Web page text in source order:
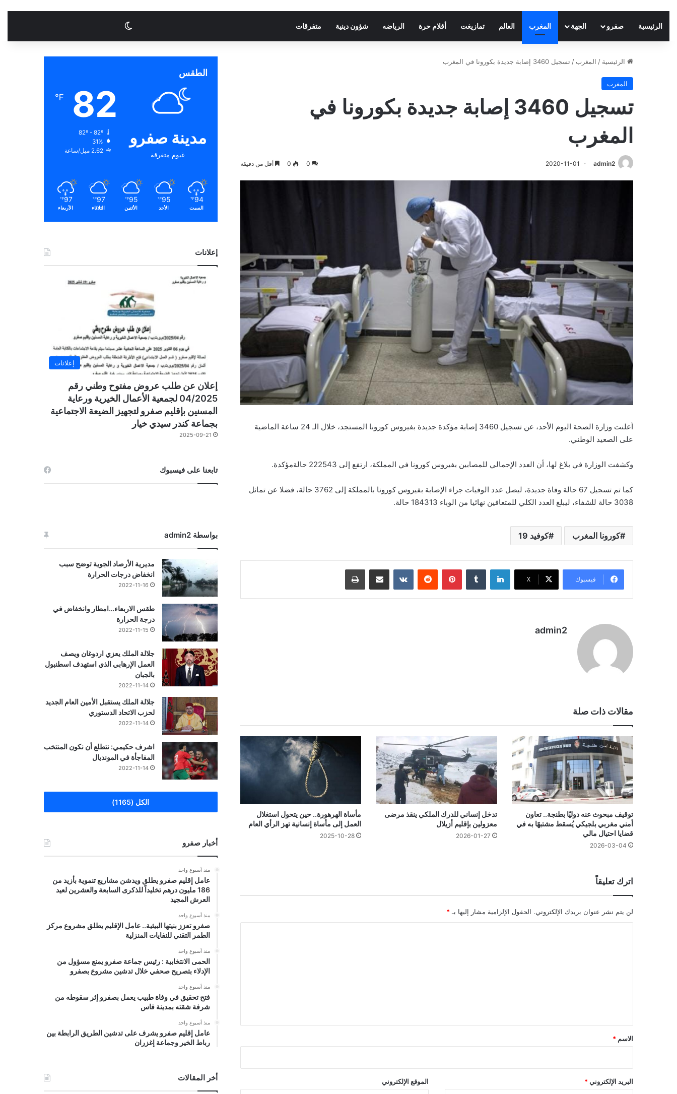
الرئيسية صفرو الجهة المغرب العالم تمازيغت أقلام حرة الرياضه شؤون دينية متفرقات الوضع المظلم
الرئيسية / المغرب / تسجيل 3460 إصابة جديدة بكورونا في المغرب
المغرب
تسجيل 3460 إصابة جديدة بكورونا في
المغرب
admin2
2020-11-01
0
0 أقل من دقيقة
أعلنت وزارة الصحة اليوم الأحد، عن تسجيل 3460 إصابة مؤكدة جديدة بفيروس كورونا المستجد، خلال الـ 24 ساعة الماضية
على الصعيد الوطني.
وكشفت الوزارة في بلاغ لها، أن العدد الإجمالي للمصابين بفيروس كورونا في المملكة، ارتفع إلى 222543 حالةمؤكدة.
كما تم تسجيل 67 حالة وفاة جديدة، ليصل عدد الوفيات جراء الإصابة بفيروس كورونا بالمملكة إلى 3762 حالة، فضلا عن تماثل
3038 حالة للشفاء، ليبلغ العدد الكلي للمتعافين نهائيا من الوباء 184313 حالة.
كورونا المغرب كوفيد 19
فيسبوك ‫X
لينكدإن بينتيريست مشاركة عبر البريد طباعة
admin2
مقالات ذات صلة
توقيف مبحوث عنه دوليًا بطنجة.. تعاون
أمني مغربي بلجيكي يُسقط مشتبهًا به في
قضايا احتيال مالي
2026-03-04
تدخل إنساني للدرك الملكي ينقذ مرضى
معزولين بإقليم أزيلال
2026-01-27
مأساة الهرهورة.. حين يتحول استغلال
العمل إلى مأساة إنسانية تهز الرأي العام
2025-10-28
اترك تعليقاً
لن يتم نشر عنوان بريدك الإلكتروني. الحقول الإلزامية مشار إليها بـ *
*
الاسم *
البريد الإلكتروني * الموقع الإلكتروني
الطقس
مدينة صفرو
غيوم متفرقة
82
℉
82º - 82º
31%
2.62 ميل/ساعة
94
℉
السبت
95
℉
الأحد
95
℉
الأثنين
97
℉
الثلاثاء
97
℉
الأربعاء
إعلانات
إعلانات
إعلان عن طلب عروض مفتوح وطني رقم
04/2025 لجمعية الأعمال الخيرية ورعاية
المسنين بإقليم صفرو لتجهيز الضيعة الاجتماعية
بجماعة كندر سيدي خيار
2025-09-21
تابعنا على فيسبوك
بواسطة admin2
مديرية الأرصاد الجوية توضح سبب
انخفاض درجات الحرارة
2022-11-16
طقس الاربعاء…امطار وانخفاض في
درجة الحرارة
2022-11-15
جلالة الملك يعزي اردوغان ويصف
العمل الإرهابي الذي استهدف اسطنبول
بالجبان
2022-11-14
جلالة الملك يستقبل الأمين العام الجديد
لحزب الاتحاد الدستوري
2022-11-14
اشرف حكيمي: نتطلع أن نكون المنتخب
المفاجأة في المونديال
2022-11-14
الكل (1165)
أخبار صفرو
منذ أسبوع واحد
عامل إقليم صفرو يطلق ويدشن مشاريع تنموية بأزيد من
186 مليون درهم تخليداً للذكرى السابعة والعشرين لعيد
العرش المجيد
منذ أسبوع واحد
صفرو تعزز بنيتها البيئية.. عامل الإقليم يطلق مشروع مركز
الطمر التقني للنفايات المنزلية
منذ أسبوع واحد
الحمى الانتخابية : رئيس جماعة صفرو يمنع مسؤول من
الإدلاء بتصريح صحفي خلال تدشين مشروع بصفرو
منذ أسبوع واحد
فتح تحقيق في وفاة طبيب يعمل بصفرو إثر سقوطه من
شرفة شقته بمدينة فاس
منذ أسبوع واحد
عامل إقليم صفرو يشرف على تدشين الطريق الرابطة بين
رباط الخير وجماعة إغزران
أخر المقالات